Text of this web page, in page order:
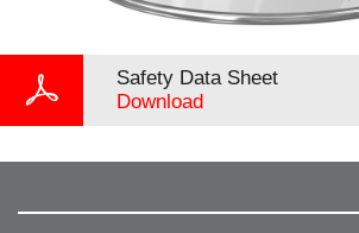
Safety Data Sheet
Download